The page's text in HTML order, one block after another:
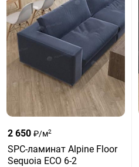
2 650 ₽/м2
SPC-ламинат Alpine Floor
Sequoia ЕСО 6-2